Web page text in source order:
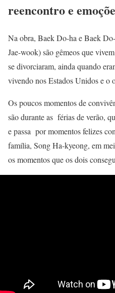
reencontro e emoçõe
Na obra, Baek Do-ha e Baek
Jae-wook) são gêmeos que
se divorciaram, ainda quando
vivendo nos Estados Unidos e o
Os poucos momentos de
são durante as férias de verão,
e passa por momentos felizes
família, Song Ha-kyeong, em
os momentos que os dois